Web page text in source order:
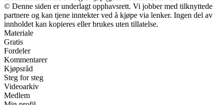
© Denne siden er underlagt opphavsrett. Vi jobber med tilknyttede
partnere og kan tjene inntekter ved å kjøpe via lenker. Ingen del av
innholdet kan kopieres eller brukes uten tillatelse.
Materiale
Gratis
Fordeler
Kommentarer
Kjøpsråd
Steg for steg
Videoarkiv
Medlem